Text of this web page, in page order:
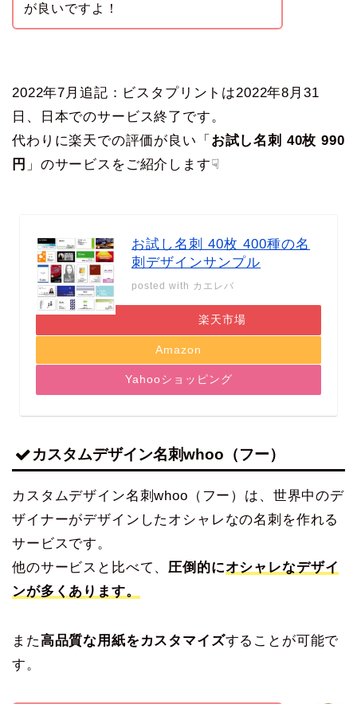
が良いですよ！
2022年7月追記：ビスタプリントは2022年8月31
日、日本でのサービス終了です。
代わりに楽天での評価が良い「 お試し名刺 40枚 990
円 」のサービスをご紹介します☟
お試し名刺 40枚 400種の名
刺デザインサンプル
posted with カエレバ
楽天市場
Amazon
Yahooショッピング
カスタムデザイン名刺whoo（フー）
カスタムデザイン名刺whoo（フー）は、世界中のデ
ザイナーがデザインしたオシャレなの名刺を作れる
サービスです。
他のサービスと比べて、圧倒的にオシャレなデザイ
ンが多くあります。
また 高品質な用紙をカスタマイズすることが可能で
す。